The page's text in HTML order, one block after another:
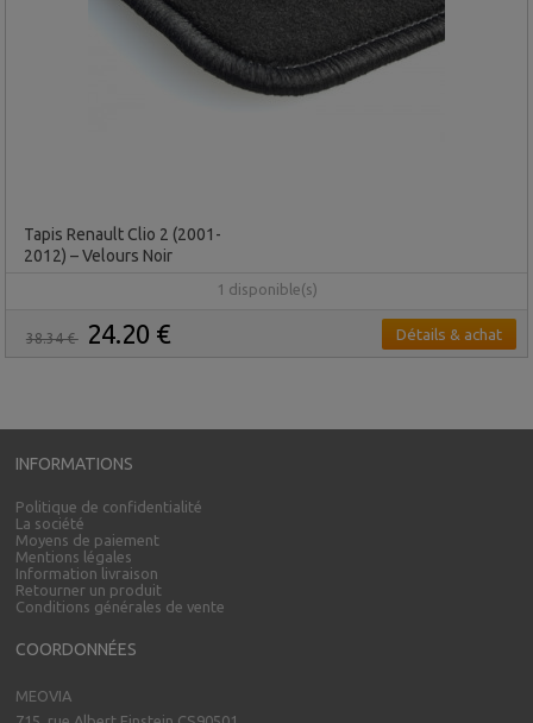
Tapis Renault Clio 2 (2001-
2012) – Velours Noir
1 disponible(s)
38.34 € 24.20 € Détails & achat
INFORMATIONS
Politique de confidentialité
La société
Moyens de paiement
Mentions légales
Information livraison
Retourner un produit
Conditions générales de vente
COORDONNÉES
MEOVIA